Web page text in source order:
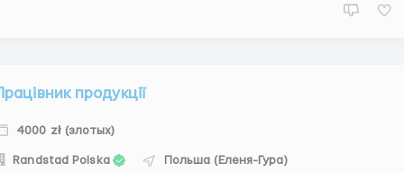
продукції
4000 zł (злотых)
Randstad Polska Польша (Еленя-Гура)